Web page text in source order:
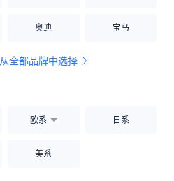
奥迪 宝马
从全部品牌中选择
欧系 日系
美系